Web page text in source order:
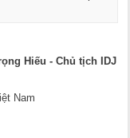
- CEO Dương Cafe